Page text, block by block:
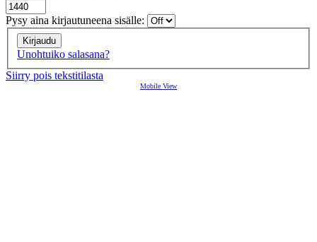
Pysy aina kirjautuneena sisälle:
Unohtuiko salasana?
Siirry pois tekstitilasta
Mobile View